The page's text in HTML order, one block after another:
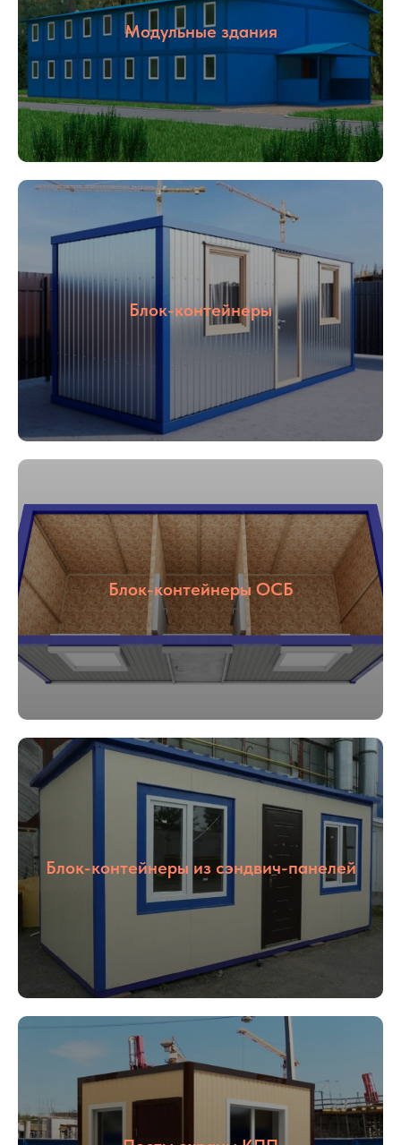
Модульные здания
Блок-контейнеры
Блок-контейнеры ОСБ
Блок-контейнеры из сэндвич-панелей